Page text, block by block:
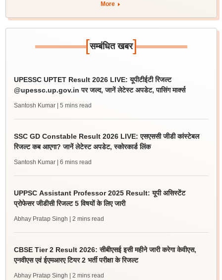
More
[सम्बंधित खबर]
UPESSC UPTET Result 2026 LIVE: यूपीटीईटी रिजल्ट
@upessc.up.gov.in पर जल्द, जानें लेटेस्ट अपडेट, पासिंग मार्क्स
Santosh Kumar | 5 mins read
SSC GD Constable Result 2026 LIVE: एसएससी जीडी कांस्टेबल
रिजल्ट कब आएगा? जानें लेटेस्ट अपडेट, स्कोरकार्ड लिंक
Santosh Kumar | 6 mins read
UPPSC Assistant Professor 2025 Result: यूपी असिस्टेंट
प्रोफेसर जीडीसी रिजल्ट 5 विषयों के लिए जारी
Abhay Pratap Singh | 2 mins read
CBSE Tier 2 Result 2026: सीबीएसई इसी महीने जारी करेगा केवीएस,
एनवीएस एवं ईएमआरए टियर 2 भर्ती परीक्षा के रिजल्ट
Abhay Pratap Singh | 2 mins read